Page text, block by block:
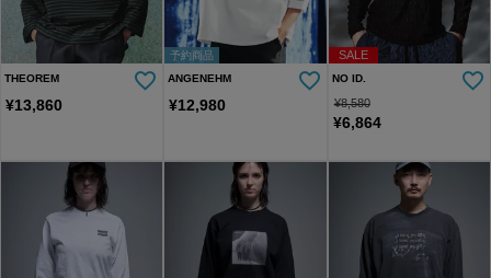
THEOREM
¥13,860
予約商品
ANGENEHM
¥12,980
SALE
NO ID.
¥8,580
¥6,864